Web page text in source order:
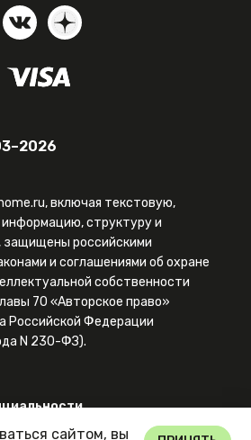
включая текстовую,
структуру и
защищены российскими
и соглашениями об охране
собственности
70 «Авторское право»
Российской Федерации
N 230-ФЗ).
сайтом, вы